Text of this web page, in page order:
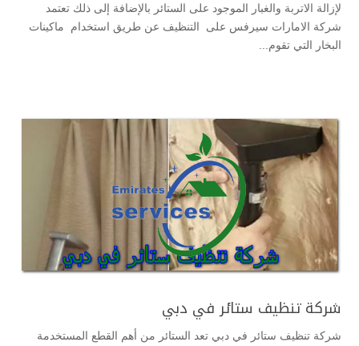
لإزالة الاتربة والغبار الموجود على الستائر بالإضافة إلى ذلك تعتمد
شركة الامارات سيرفس على التنظيف عن طريق استخدام ماكينات
البخار التي تقوم...
شركة تنظيف ستائر في دبي
شركة تنظيف ستائر في دبي تعد الستائر من أهم القطع المستخدمة